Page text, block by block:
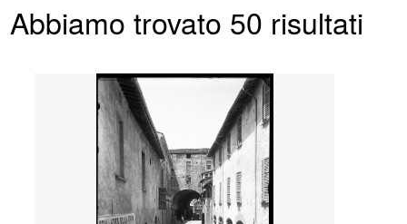
Abbiamo trovato 50 risultati